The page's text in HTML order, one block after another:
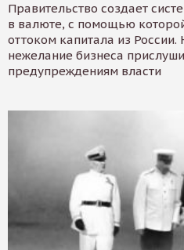
Правительство создает
в валюте, с помощью
оттоком капитала из России.
нежелание бизнеса
предупреждениям власти